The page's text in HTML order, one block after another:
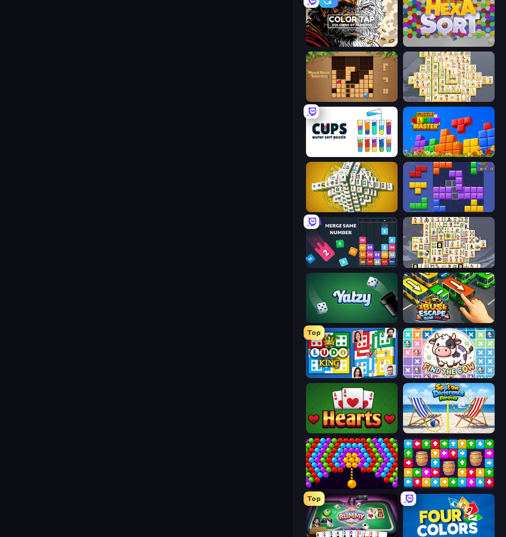
Color Tap: Coloring by Numbers
Wood Block Journey Mahjong Online
Cups - Water Sort Puzzle Puzzle Block Master
Mahjong Tower Blocks and that’s it
Drop & Merge the Numbers Mahjong Titans
Bus Escape: Clear Jam
Top
Ludo King Find The Cow
Hearts: Classic Spot the Difference Forever
Bubble Story Tap Away Story
Top